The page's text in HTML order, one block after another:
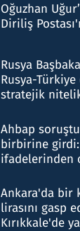
Oğuzhan
Diriliş
Rusya
Rusya-Türkiye
stratejik
Ahbap
birbirine
ifadelerinden
Ankara'da bir
lirasını gasp
Kırıkkale'de